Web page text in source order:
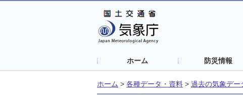
ホーム 防災情報
ホーム > 各種データ・資料 > 過去の気象デー